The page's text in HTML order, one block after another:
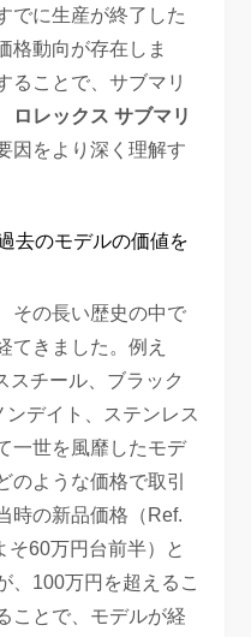
でに生産が終了した
格動向が存在しま
ることで、サブマリ
ロレックス サブマリ
因をより深く理解す
去のモデルの価値を
その長い歴史の中で
てきました。例え
スチール、ブラック
デイト、ステンレス
一世を風靡したモデ
のような価格で取引
時の新品価格（Ref.
そ60万円台前半）と
、100万円を超えるこ
ことで、モデルが経